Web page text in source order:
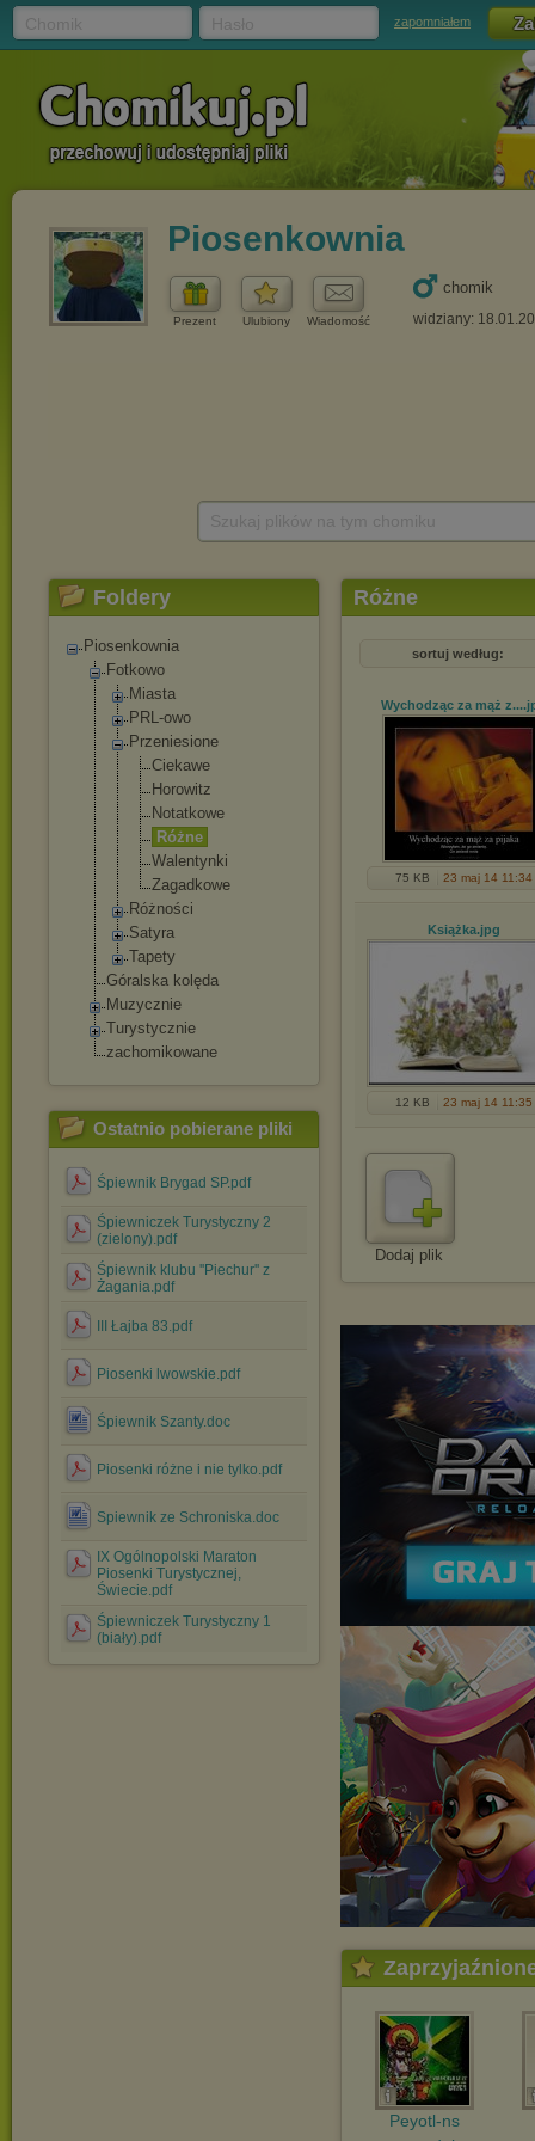
zapomniałem
Piosenkownia
Prezent Ulubiony Wiadomość
chomik
widziany:
Foldery
Piosenkownia
Fotkowo
Miasta
PRL-owo
Przeniesione
Ciekawe
Horowitz
Notatkowe
Różne
Walentynki
Zagadkowe
Różności
Satyra
Tapety
Góralska kolęda
Muzycznie
Turystycznie
zachomikowane
Ostatnio pobierane pliki
Śpiewnik Brygad SP.pdf
Śpiewniczek Turystyczny 2
(zielony).pdf
Śpiewnik klubu ''Piechur'' z
Żagania.pdf
III Łajba 83.pdf
Piosenki lwowskie.pdf
Śpiewnik Szanty.doc
Piosenki różne i nie tylko.pdf
Spiewnik ze Schroniska.doc
IX Ogólnopolski Maraton
Piosenki Turystycznej,
Świecie.pdf
Śpiewniczek Turystyczny 1
(biały).pdf
Różne
sortuj według:
Wychodząc za mąż z...
75 KB 23 maj 14 11:34
Książka.jpg
12 KB 23 maj 14 11:35
Dodaj plik
Peyotl-ns